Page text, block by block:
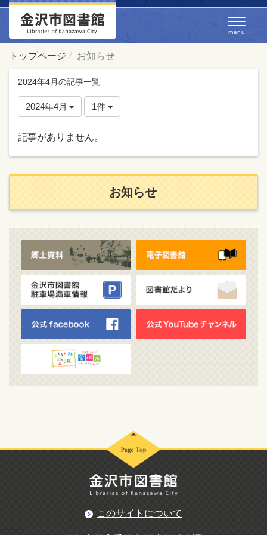
トップページ お知らせ
2024年4月の記事一覧
2024年4月 1件
記事がありません。
お知らせ
このサイトについて